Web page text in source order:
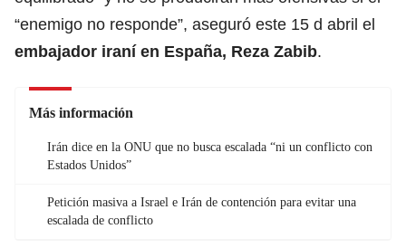
“enemigo no responde”, aseguró este 15 d abril el
embajador iraní en España, Reza Zabib.
Más información
Irán dice en la ONU que no busca escalada “ni un conflicto con
Estados Unidos”
Petición masiva a Israel e Irán de contención para evitar una
escalada de conflicto